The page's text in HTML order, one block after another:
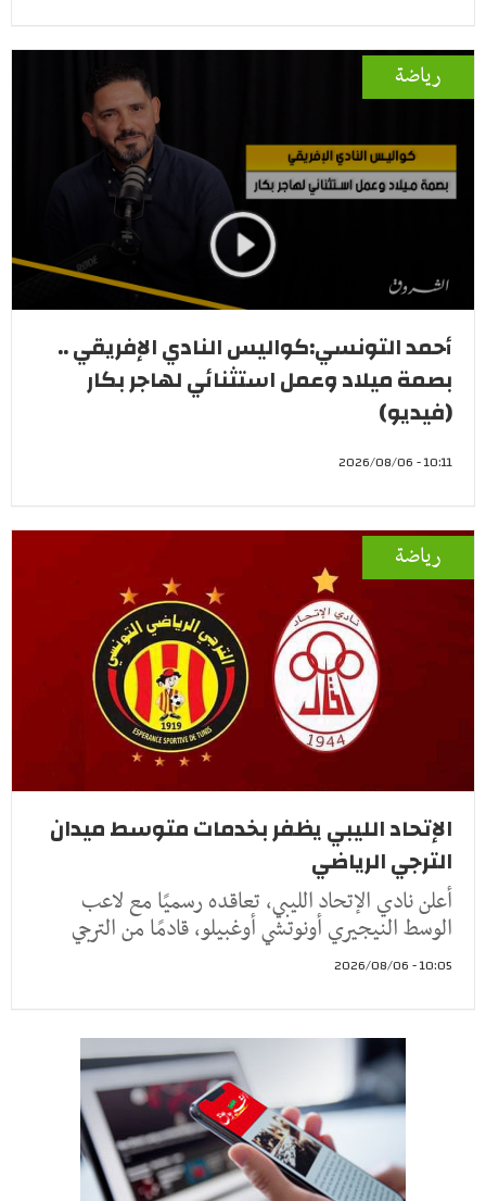
رياضة
أحمد التونسي:كواليس النادي الإفريقي ..
بصمة ميلاد وعمل استثنائي لهاجر بكار
(فيديو)
10:11 - 2026/08/06
رياضة
الإتحاد الليبي يظفر بخدمات متوسط ميدان
الترجي الرياضي
أعلن نادي الإتحاد الليبي، تعاقده رسميًا مع لاعب
الوسط النيجيري أونوتشي أوغبيلو، قادمًا من الترجي
10:05 - 2026/08/06